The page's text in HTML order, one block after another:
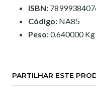
ISBN:
Código: NA85
Peso:0.640000 Kg
PARTILHAR ESTE